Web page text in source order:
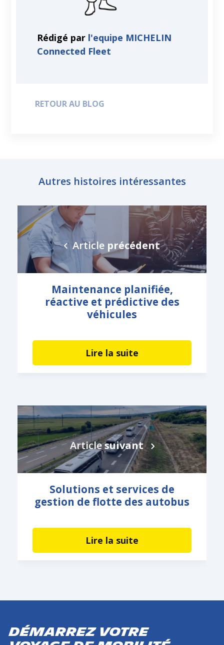
Rédigé par l'equipe MICHELIN
Connected Fleet
RETOUR AU BLOG
Autres histoires intéressantes
Article précédent
Maintenance planifiée,
réactive et prédictive des
véhicules
Lire la suite
Articlesuivant
Solutions et services de
gestion de flotte des autobus
Lire la suite
DÉMARREZ VOTRE